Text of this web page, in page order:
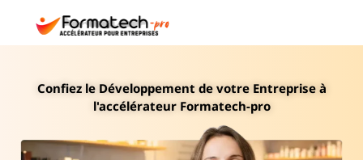
Confiez le Développement de votre Entreprise à
l'accélérateur Formatech-pro